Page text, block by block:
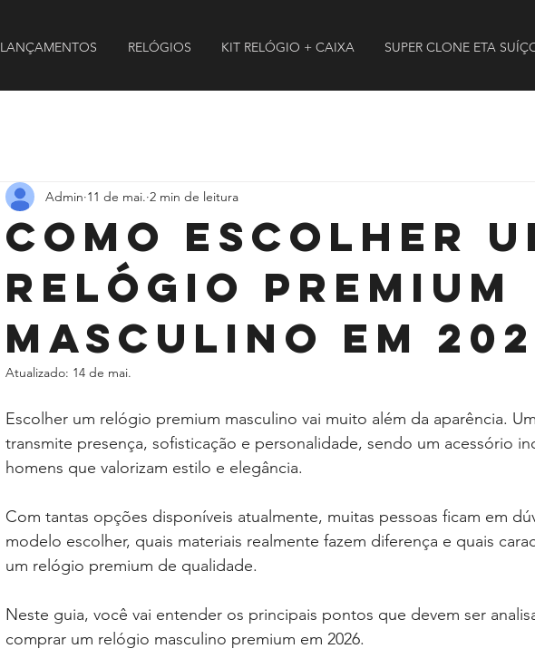
LANÇAMENTOS RELÓGIOS KIT RELÓGIO + CAIXA SUPER CLONE ETA
Como Escolher
Relógio Premium
Masculino em
Admin 11 de mai. 2 min de leitura
Atualizado: 14 de mai.
Escolher um relógio premium masculino vai muito além da aparência.
transmite presença, sofisticação e personalidade, sendo um acessório
homens que valorizam estilo e elegância.
Com tantas opções disponíveis atualmente, muitas pessoas ficam em
modelo escolher, quais materiais realmente fazem diferença e quais
um relógio premium de qualidade.
Neste guia, você vai entender os principais pontos que devem ser
comprar um relógio masculino premium em 2026.